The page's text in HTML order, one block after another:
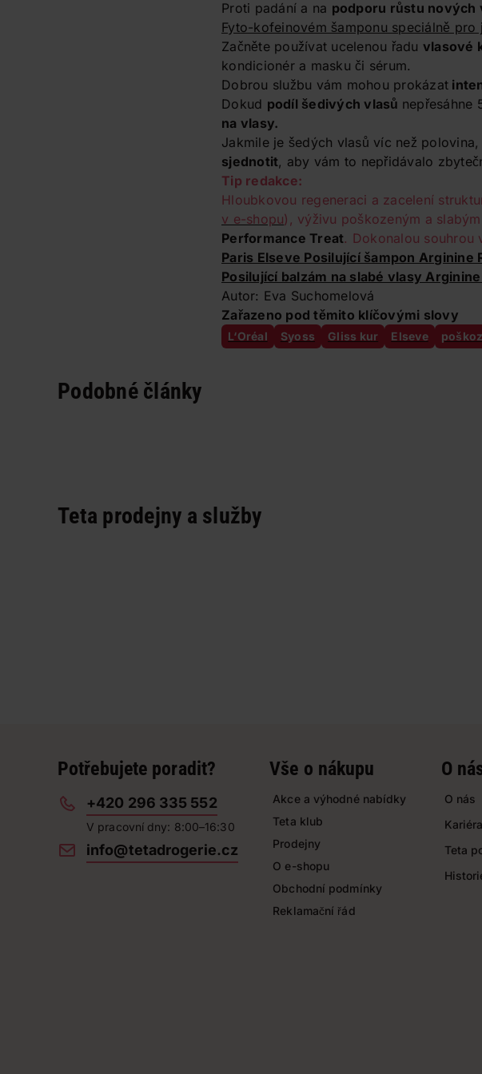
Proti padání a na podporu růstu nových
Fyto-kofeinovém šamponu speciálně pro
Začněte používat ucelenou řadu vlasové
kondicionér a masku či sérum.
Dobrou službu vám mohou prokázat
Dokud podíl šedivých vlasů nepřesáhne
na vlasy.
Jakmile je šedých vlasů víc než
sjednotit, aby vám to nepřidávalo
Tip redakce:
Hloubkovou regeneraci a zacelení
v e-shopu), výživu poškozeným a
Performance Treat. Dokonalou souhrou
Paris Elseve Posilující šampon Arginine
Posilující balzám na slabé vlasy
Autor: Eva Suchomelová
Zařazeno pod těmito klíčovými slovy
L‘Oréal Syoss Gliss kur Elseve
Podobné články
Teta prodejny a služby
Potřebujete poradit?
+420 296 335 552
V pracovní dny: 8:00–16:30
info@tetadrogerie.cz
Vše o nákupu
Akce a výhodné nabídky
Teta klub
Prodejny
O e-shopu
Obchodní podmínky
Reklamační řád
O
O nás
Teta